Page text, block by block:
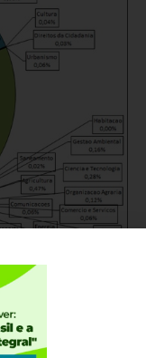
BRASIL –
Nota: Inclui o